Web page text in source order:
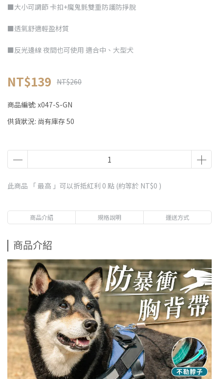
■大小可調節 卡扣+魔鬼氈雙重防護防掙脫
■透氣舒適輕盈材質
■反光邊線 夜間也可使用 適合中、大型犬
NT$139 NT$260
商品編號: x047-S-GN
供貨狀況: 尚有庫存 50
此商品 「 最高 」可以折抵紅利 0 點 (約等於 NT$0 )
商品介紹 規格說明 運送方式
商品介紹